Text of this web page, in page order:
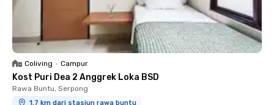
Coliving • Campur
Kost Puri Dea 2 Anggrek Loka BSD
Rawa Buntu, Serpong
1.7 km dari stasiun rawa buntu